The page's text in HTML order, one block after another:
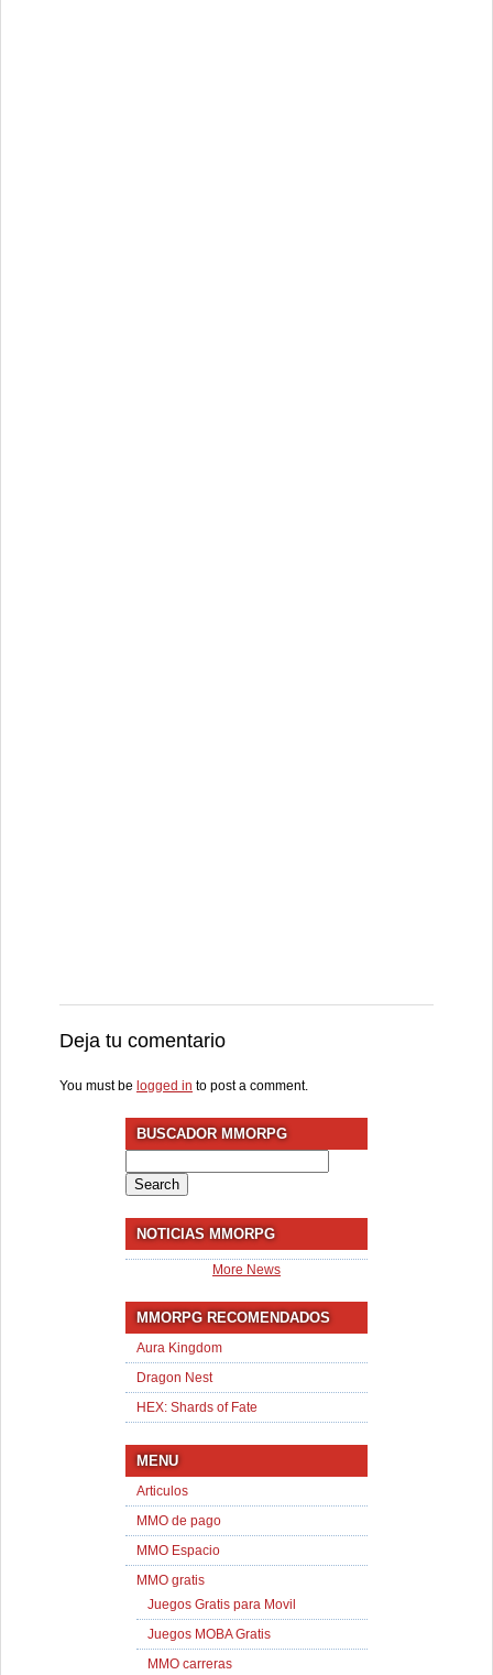
Deja tu comentario
You must be logged in to post a comment.
BUSCADOR MMORPG
for:
NOTICIAS MMORPG
More News
MMORPG RECOMENDADOS
Aura Kingdom
Dragon Nest
HEX: Shards of Fate
MENU
Articulos
MMO de pago
MMO Espacio
MMO gratis
Juegos Gratis para Movil
Juegos MOBA Gratis
MMO carreras